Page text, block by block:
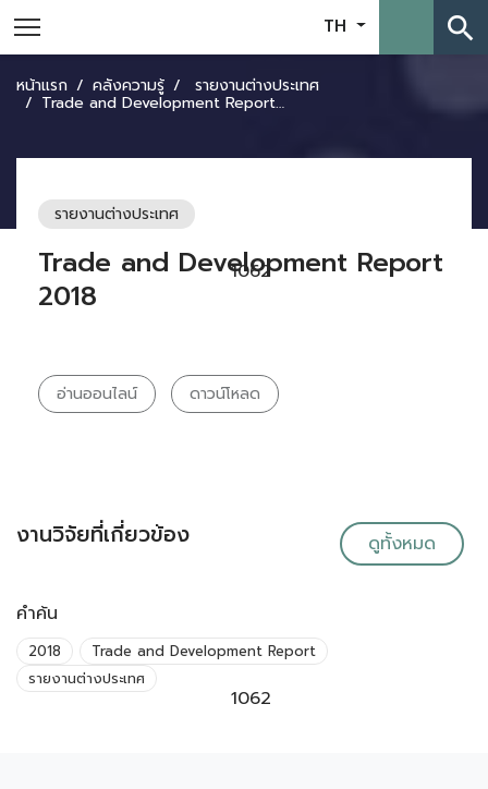
TH search
หน้าแรก คลังความรู้ รายงานต่างประเทศ
Trade and Development Report 2018
รายงานต่างประเทศ
1062
Trade and Development Report
2018
อ่านออนไลน์ ดาวน์โหลด
งานวิจัยที่เกี่ยวข้อง ดูทั้งหมด
คำค้น
2018
Trade and Development Report
รายงานต่างประเทศ
1062